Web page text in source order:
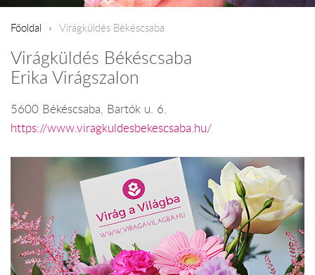
Főoldal Virágküldés Békéscsaba
Virágküldés Békéscsaba
Erika Virágszalon
5600 Békéscsaba, Bartók u. 6.
https://www.viragkuldesbekescsaba.hu/